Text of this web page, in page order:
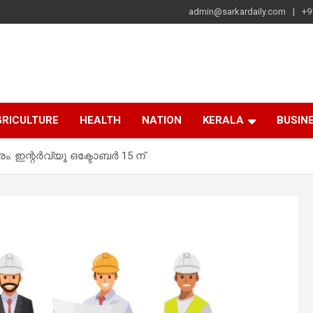
admin@sarkardaily.com
HEALTH NATION KERALA
ഇന്റർവ്യൂ ഒക്ടോബർ 15 ന്